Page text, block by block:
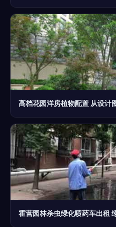
高档花园洋房植物配置 从设计